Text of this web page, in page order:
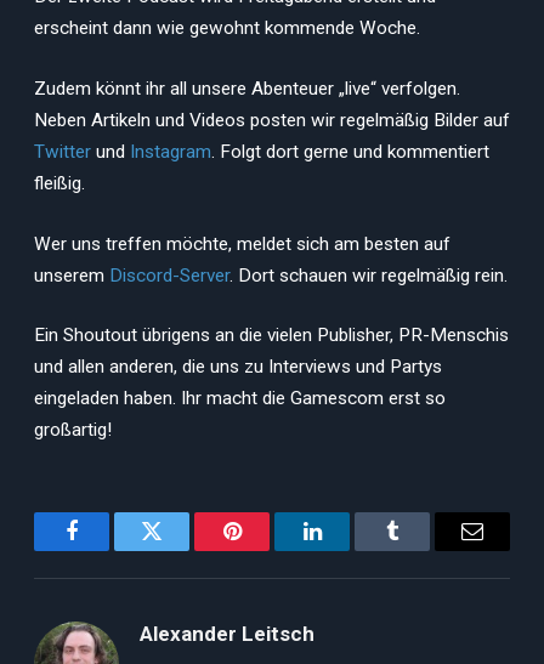
erscheint dann wie gewohnt kommende Woche.
Zudem könnt ihr all unsere Abenteuer „live“ verfolgen.
Neben Artikeln und Videos posten wir regelmäßig Bilder auf
Twitter und Instagram. Folgt dort gerne und kommentiert
fleißig.
Wer uns treffen möchte, meldet sich am besten auf
unserem Discord-Server. Dort schauen wir regelmäßig rein.
Ein Shoutout übrigens an die vielen Publisher, PR-Menschis
und allen anderen, die uns zu Interviews und Partys
eingeladen haben. Ihr macht die Gamescom erst so
großartig!
FacebookTwitter PinterestLinkedInTumblr Email
Alexander Leitsch